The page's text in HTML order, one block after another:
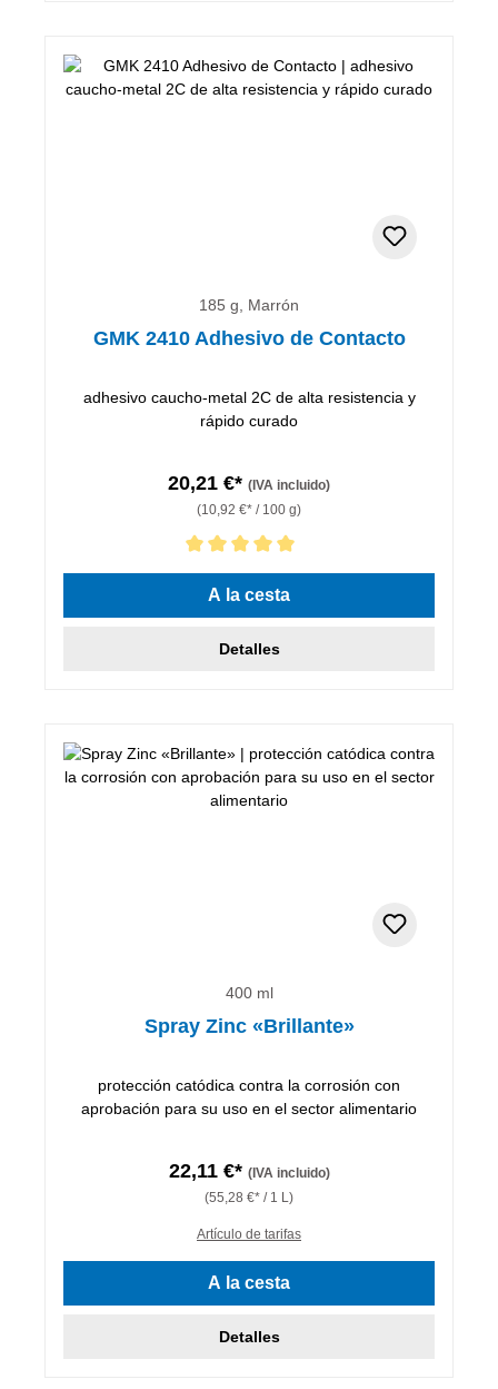
185 g, Marrón
GMK 2410 Adhesivo de Contacto
adhesivo caucho-metal 2C de alta resistencia y
rápido curado
20,21 €* (IVA incluido)
(10,92 €* / 100 g)
Calificación promedio de 5 de 5 estrellas
A la cesta
Detalles
400 ml
Spray Zinc «Brillante»
protección catódica contra la corrosión con
aprobación para su uso en el sector alimentario
22,11 €* (IVA incluido)
(55,28 €* / 1 L)
Artículo de tarifas
A la cesta
Detalles